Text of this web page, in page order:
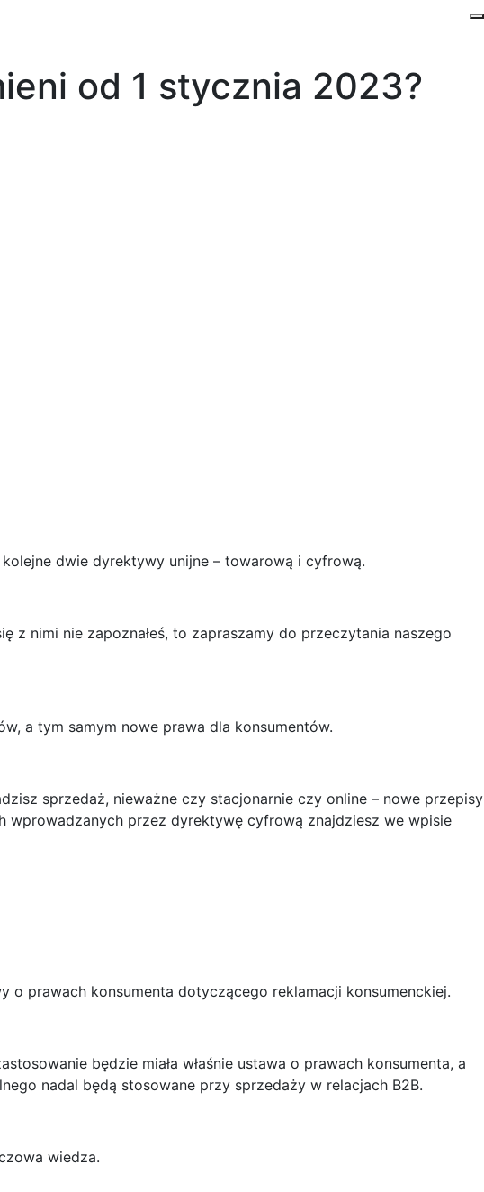
od 1 stycznia 2023?
dwie dyrektywy unijne – towarową i cyfrową.
z nimi nie zapoznałeś, to zapraszamy do przeczytania naszego
a tym samym nowe prawa dla konsumentów.
sprzedaż, nieważne czy stacjonarnie czy online – nowe przepisy
wprowadzanych przez dyrektywę cyfrową znajdziesz we wpisie
prawach konsumenta dotyczącego reklamacji konsumenckiej.
będzie miała właśnie ustawa o prawach konsumenta, a
nadal będą stosowane przy sprzedaży w relacjach B2B.
wiedza.